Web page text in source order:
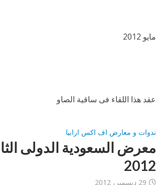
مايو 2012
عقد هذا اللقاء فى ساقية الصاو
ندوات و معارض اف اكس ارابيا
معرض السعودية الدولى
2012
29 ديسمبر، 2012